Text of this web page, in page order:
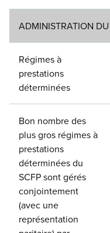
ADMINISTRATION
Régimes à
prestations
déterminées
Bon nombre des
plus gros régimes à
prestations
déterminées du
SCFP sont gérés
conjointement
(avec une
représentation